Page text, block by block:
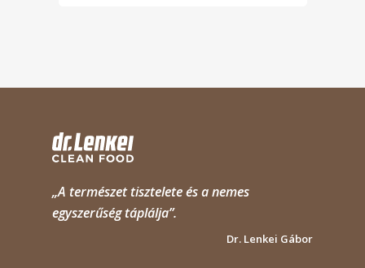
„A természet tisztelete és a nemes
egyszerűség táplálja”.
Dr. Lenkei Gábor